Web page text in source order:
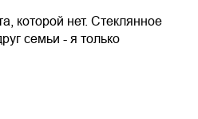
которой нет. Стеклянное
семьи - я только